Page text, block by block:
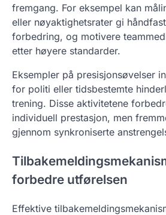
fremgang. For eksempel kan
eller nøyaktighetsrater gi
forbedring, og motivere
etter høyere standarder.
Eksempler på presisjonsøvelser
for politi eller tidsbestemte
trening. Disse aktivitetene
individuell prestasjon, men
gjennom synkroniserte
forbedre utførelsen
Effektive